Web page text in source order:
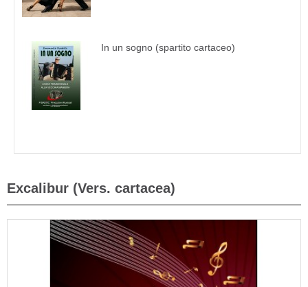
In un sogno (spartito cartaceo)
Excalibur (Vers. cartacea)